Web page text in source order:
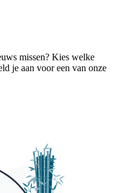
missen? Kies welke
je aan voor een van onze